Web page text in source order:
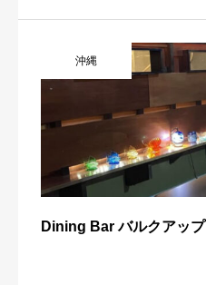
沖縄
Dining Bar バルクアップ